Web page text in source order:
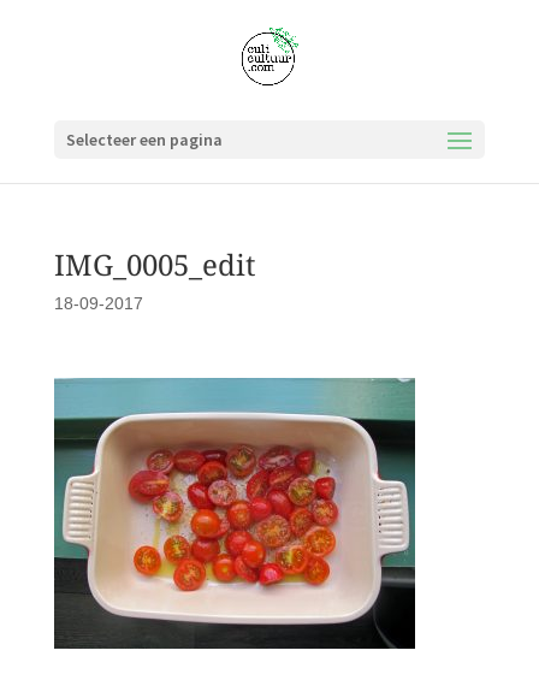
Selecteer een pagina
IMG_0005_edit
18-09-2017